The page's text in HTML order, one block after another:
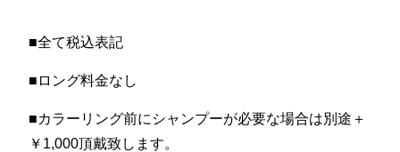
■全て税込表記
■ロング料金なし
■カラーリング前にシャンプーが必要な場合は別途＋
￥1,000頂戴致します。